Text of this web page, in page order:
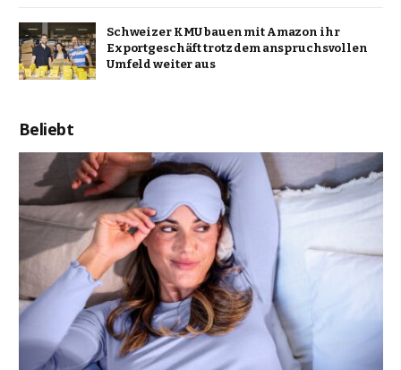
Schweizer KMU bauen mit Amazon ihr
Exportgeschäft trotz dem anspruchsvollen
Umfeld weiter aus
Beliebt